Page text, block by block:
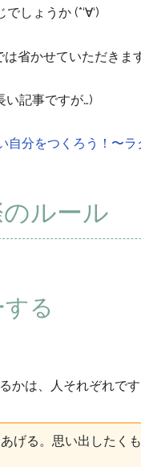
しょうか (*‘∀‘)
省かせていただきま
記事ですが…)
分をつくろう！〜
ルール
る
は、人それぞれです
げる。思い出したく